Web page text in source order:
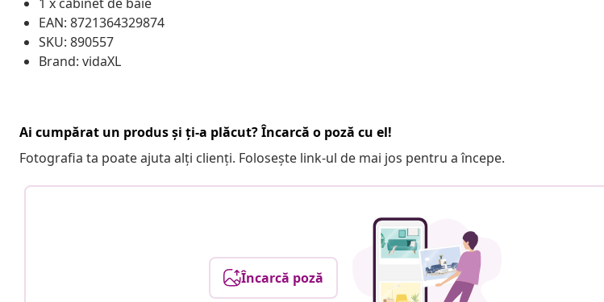
EAN: 8721364329874
SKU: 890557
Brand: vidaXL
Ai cumpărat un produs și ți-a plăcut? Încarcă o poză cu el!
Fotografia ta poate ajuta alți clienți. Folosește link-ul de mai jos pentru a începe.
Încarcă poză